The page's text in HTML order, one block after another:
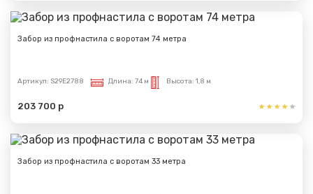
Забор из профнастила с воротам 74 метра
Артикул: S29E2788 Длина: 74 м Высота: 1,8 м
203 700 р
Забор из профнастила с воротам 33 метра